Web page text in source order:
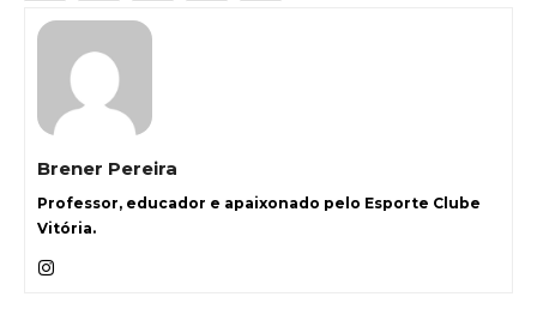
Brener Pereira
Professor, educador e apaixonado pelo Esporte Clube
Vitória.